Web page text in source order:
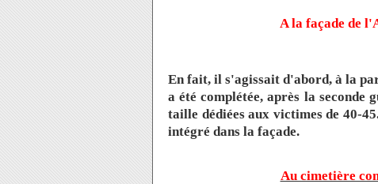
A la façade de
En fait, il s'agissait d'abord, à la
a été complétée, après la seconde
taille dédiées aux victimes de 40-
intégré dans la façade.
Au cimetière